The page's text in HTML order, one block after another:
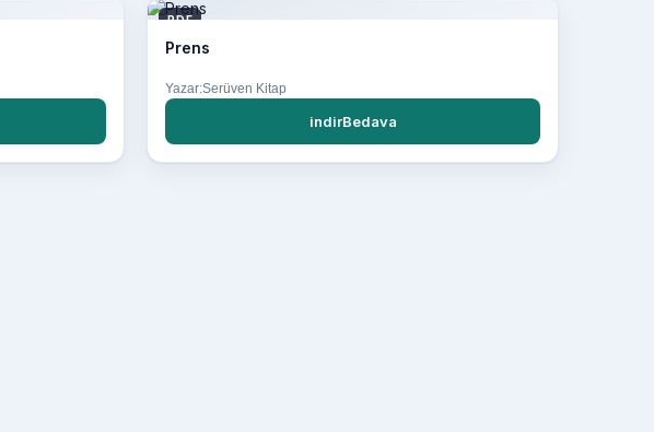
PDF
Prens
Yazar:Serüven Kitap
indirBedava